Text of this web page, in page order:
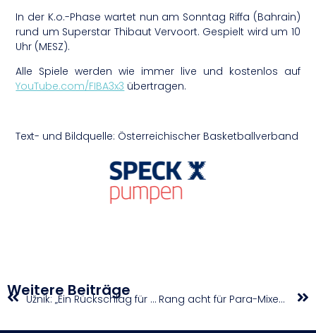
In der K.o.-Phase wartet nun am Sonntag Riffa (Bahrain)
rund um Superstar Thibaut Vervoort. Gespielt wird um 10
Uhr (MESZ).
Alle Spiele werden wie immer live und kostenlos auf
YouTube.com/FIBA3x3 übertragen.
Text- und Bildquelle: Österreichischer Basketballverband
Weitere Beiträge Užnik: „Ein Rückschlag für mich“ Rang acht für Para-Mixed-Staffel zum WM-Auftakt in Zürich